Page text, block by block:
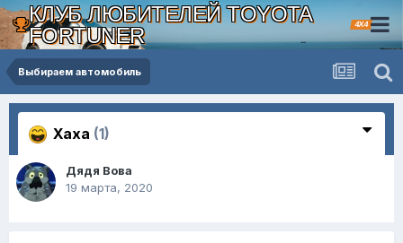
КЛУБ ЛЮБИТЕЛЕЙ TOYOTA
FORTUNER
4X4
Выбираем автомобиль
Хаха (1)
Дядя Вова
19 марта, 2020